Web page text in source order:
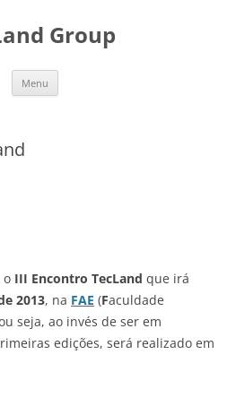
Group
Menu
o III Encontro TecLand que irá
2013, na FAE (Faculdade
seja, ao invés de ser em
edições, será realizado em